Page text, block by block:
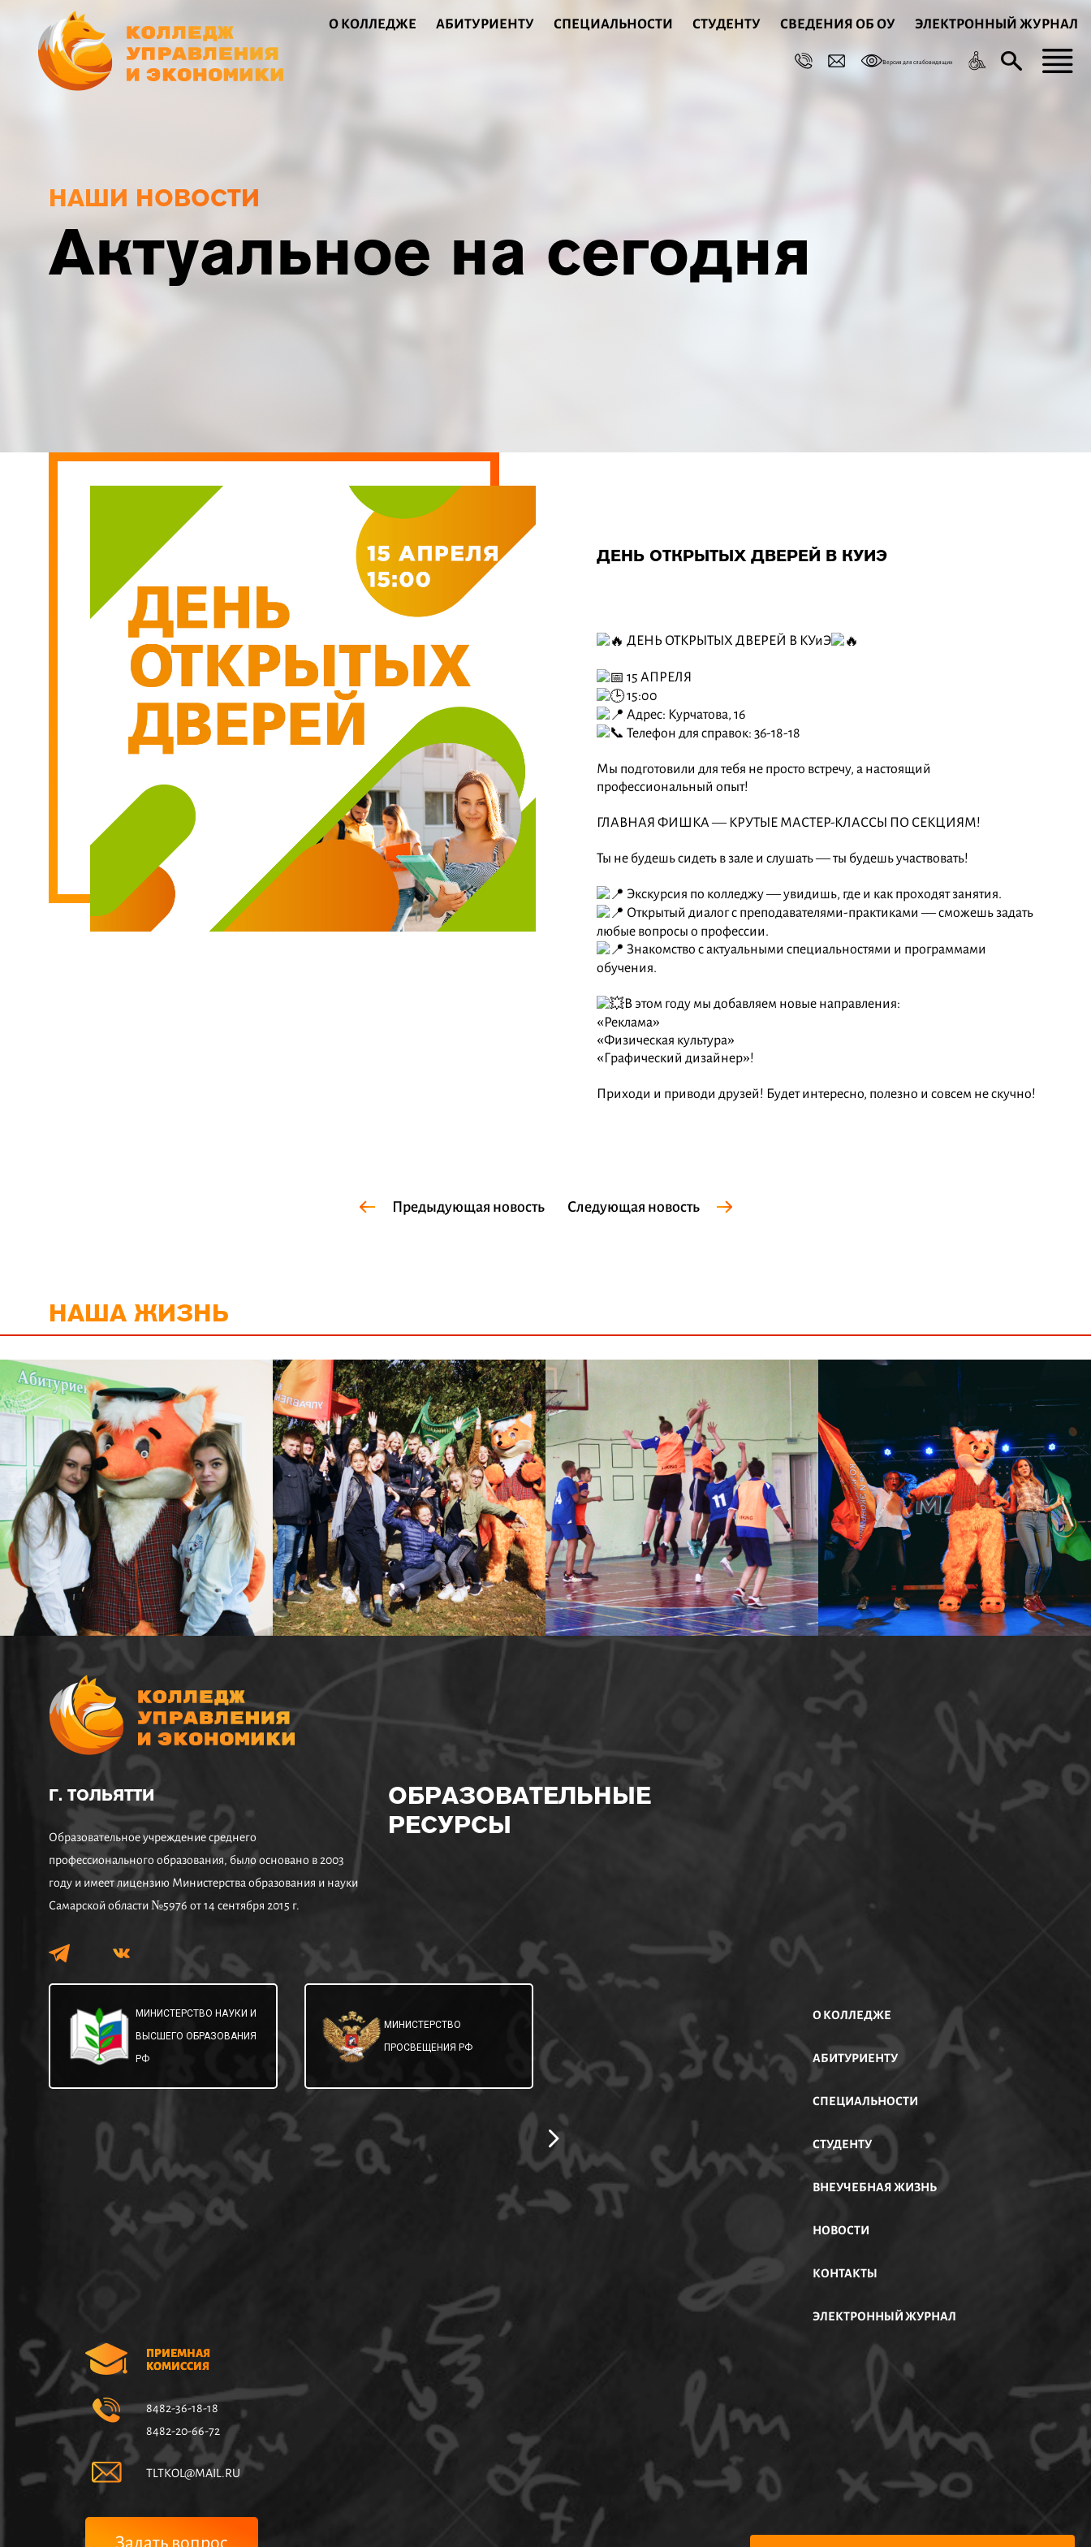
О КОЛЛЕДЖЕ АБИТУРИЕНТУ СПЕЦИАЛЬНОСТИ СТУДЕНТУ СВЕДЕНИЯ ОБ ОУ ЭЛЕКТРОННЫЙ ЖУРНАЛ
Версия для слабовидящих
НАШИ НОВОСТИ
Актуальное на сегодня
ДЕНЬ ОТКРЫТЫХ ДВЕРЕЙ В КУИЭ
ДЕНЬ ОТКРЫТЫХ ДВЕРЕЙ В КУиЭ
15 АПРЕЛЯ
15:00
Адрес: Курчатова, 16
Телефон для справок: 36-18-18
Мы подготовили для тебя не просто встречу, а настоящий
профессиональный опыт!
ГЛАВНАЯ ФИШКА — КРУТЫЕ МАСТЕР-КЛАССЫ ПО СЕКЦИЯМ!
Ты не будешь сидеть в зале и слушать — ты будешь участвовать!
Экскурсия по колледжу — увидишь, где и как проходят занятия.
Открытый диалог с преподавателями-практиками — сможешь задать
любые вопросы о профессии.
Знакомство с актуальными специальностями и программами
обучения.
В этом году мы добавляем новые направления:
«Реклама»
«Физическая культура»
«Графический дизайнер»!
Приходи и приводи друзей! Будет интересно, полезно и совсем не скучно!
Предыдующая новость Следующая новость
НАША ЖИЗНЬ
Г. ТОЛЬЯТТИ
Образовательное учреждение среднего
профессионального образования, было основано в 2003
году и имеет лицензию Министерства образования и науки
Самарской области №5976 от 14 сентября 2015 г.
ОБРАЗОВАТЕЛЬНЫЕ
РЕСУРСЫ
МИНИСТЕРСТВО НАУКИ И
ВЫСШЕГО ОБРАЗОВАНИЯ
РФ
МИНИСТЕРСТВО
ПРОСВЕЩЕНИЯ РФ
МИНИСТЕРСТВО
ОБРАЗОВАНИЯ
САМАРСКОЙ ОБЛАСТИ
О КОЛЛЕДЖЕ
АБИТУРИЕНТУ
СПЕЦИАЛЬНОСТИ
СТУДЕНТУ
ВНЕУЧЕБНАЯ ЖИЗНЬ
НОВОСТИ
КОНТАКТЫ
ЭЛЕКТРОННЫЙ ЖУРНАЛ
ПРИЕМНАЯ
КОМИССИЯ
8482-36-18-18
8482-20-66-72
TLTKOL@MAIL.RU